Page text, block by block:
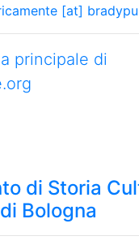
[at]
principale di
di Storia
Bologna